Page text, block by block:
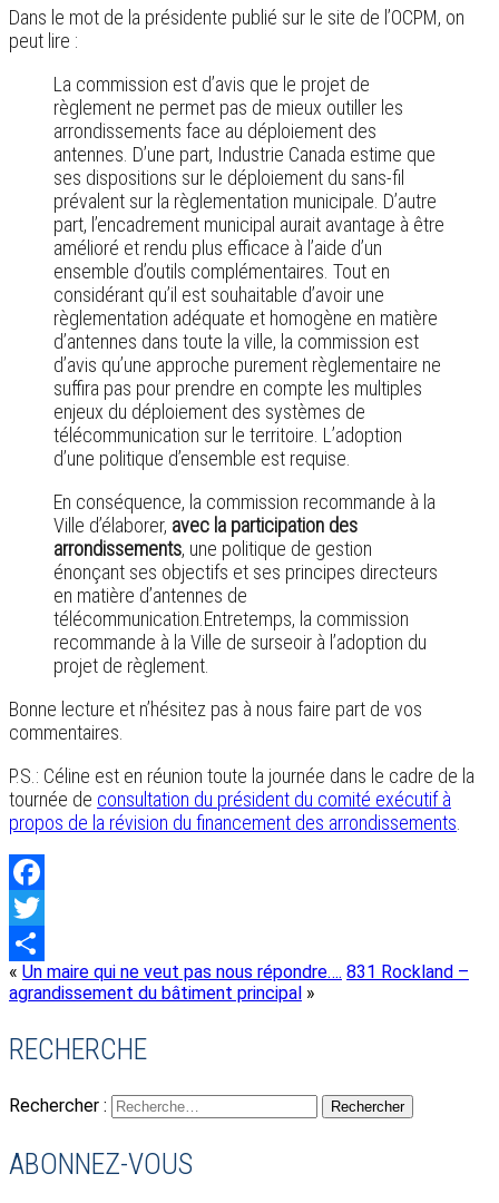
Dans le mot de la présidente publié sur le site de l’OCPM, on
peut lire :
La commission est d’avis que le projet de
règlement ne permet pas de mieux outiller les
arrondissements face au déploiement des
antennes. D’une part, Industrie Canada estime que
ses dispositions sur le déploiement du sans-fil
prévalent sur la règlementation municipale. D’autre
part, l’encadrement municipal aurait avantage à être
amélioré et rendu plus efficace à l’aide d’un
ensemble d’outils complémentaires. Tout en
considérant qu’il est souhaitable d’avoir une
règlementation adéquate et homogène en matière
d’antennes dans toute la ville, la commission est
d’avis qu’une approche purement règlementaire ne
suffira pas pour prendre en compte les multiples
enjeux du déploiement des systèmes de
télécommunication sur le territoire. L’adoption
d’une politique d’ensemble est requise.
En conséquence, la commission recommande à la
Ville d’élaborer, avec la participation des
arrondissements, une politique de gestion
énonçant ses objectifs et ses principes directeurs
en matière d’antennes de
télécommunication.Entretemps, la commission
recommande à la Ville de surseoir à l’adoption du
projet de règlement.
Bonne lecture et n’hésitez pas à nous faire part de vos
commentaires.
P.S.: Céline est en réunion toute la journée dans le cadre de la
tournée de consultation du président du comité exécutif à
propos de la révision du financement des arrondissements.
Facebook
Twitter
Share
« Un maire qui ne veut pas nous répondre…. 831 Rockland –
agrandissement du bâtiment principal »
RECHERCHE
Rechercher :
ABONNEZ-VOUS